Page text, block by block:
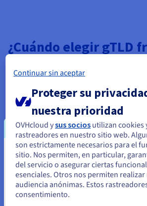
¿Cuándo elegir gTLD
en efecto una decisión automática, ya
cumple con los tipos y criterios estrictos
entre otros tipos de TLD requiere un
Parece que está ubicado
Unidos
Si quiere hacer un pedido desde Estados
el sitio web adecuado y crear una cuenta.
Continuar sin aceptar
Proteger su
nuestra prioridad
OVHcloud ysus socios utilizan cookies
rastreadores en nuestro sitio web.
son estrictamente necesarios para el
sitio. Nos permiten, en particular,
del servicio o asegurar ciertas
esenciales. Otros nos permiten
audiencia anónimas. Estos
consentimiento.